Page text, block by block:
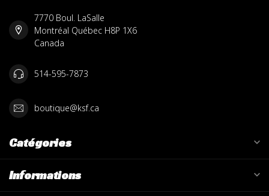
7770 Boul. LaSalle
Montréal Québec H8P 1X6
Canada
514-595-7873
boutique@ksf.ca
Catégories
Informations